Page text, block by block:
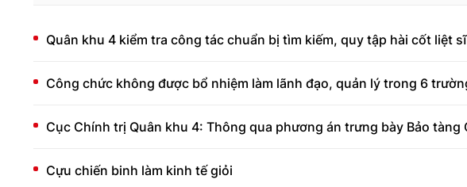
Quân khu 4 kiểm tra công tác chuẩn bị tìm kiếm, quy tập hài cốt liệt
Công chức không được bổ nhiệm làm lãnh đạo, quản lý trong 6
Cục Chính trị Quân khu 4: Thông qua phương án trưng bày Bảo tàng
Cựu chiến binh làm kinh tế giỏi